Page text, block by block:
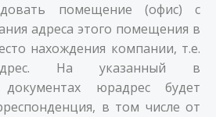
помещение (офис) с
адреса этого помещения в
нахождения компании, т.е.
На указанный в
документах юрадрес будет
в том числе от